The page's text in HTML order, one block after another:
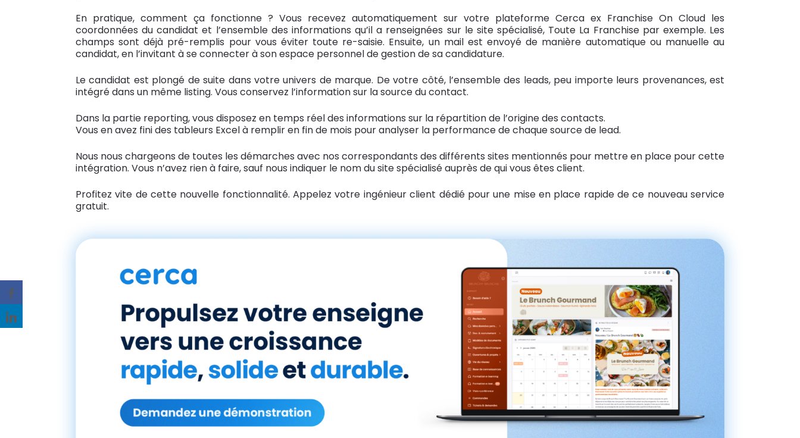
En pratique, comment ça fonctionne ? Vous recevez automatiquement sur votre plateforme Cerca ex Franchise On Cloud les
coordonnées du candidat et l’ensemble des informations qu’il a renseignées sur le site spécialisé, Toute La Franchise par exemple. Les
champs sont déjà pré-remplis pour vous éviter toute re-saisie. Ensuite, un mail est envoyé de manière automatique ou manuelle au
candidat, en l’invitant à se connecter à son espace personnel de gestion de sa candidature.
Le candidat est plongé de suite dans votre univers de marque. De votre côté, l’ensemble des leads, peu importe leurs provenances, est
intégré dans un même listing. Vous conservez l’information sur la source du contact.
Dans la partie reporting, vous disposez en temps réel des informations sur la répartition de l’origine des contacts.
Vous en avez fini des tableurs Excel à remplir en fin de mois pour analyser la performance de chaque source de lead.
Nous nous chargeons de toutes les démarches avec nos correspondants des différents sites mentionnés pour mettre en place pour cette
intégration. Vous n’avez rien à faire, sauf nous indiquer le nom du site spécialisé auprès de qui vous êtes client.
Profitez vite de cette nouvelle fonctionnalité. Appelez votre ingénieur client dédié pour une mise en place rapide de ce nouveau service
gratuit.